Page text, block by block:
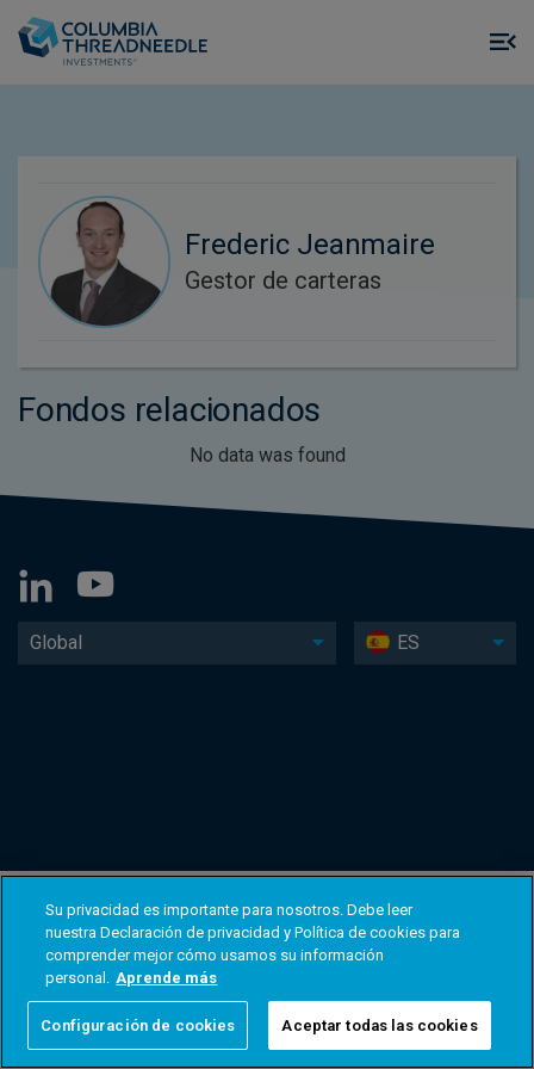
Frederic Jeanmaire
Gestor de carteras
Fondos relacionados
No data was found
Global ES
Su privacidad es importante para nosotros. Debe leer
nuestra Declaración de privacidad y Política de cookies para
comprender mejor cómo usamos su información
personal. Aprende más
Configuración de cookies Aceptar todas las cookies